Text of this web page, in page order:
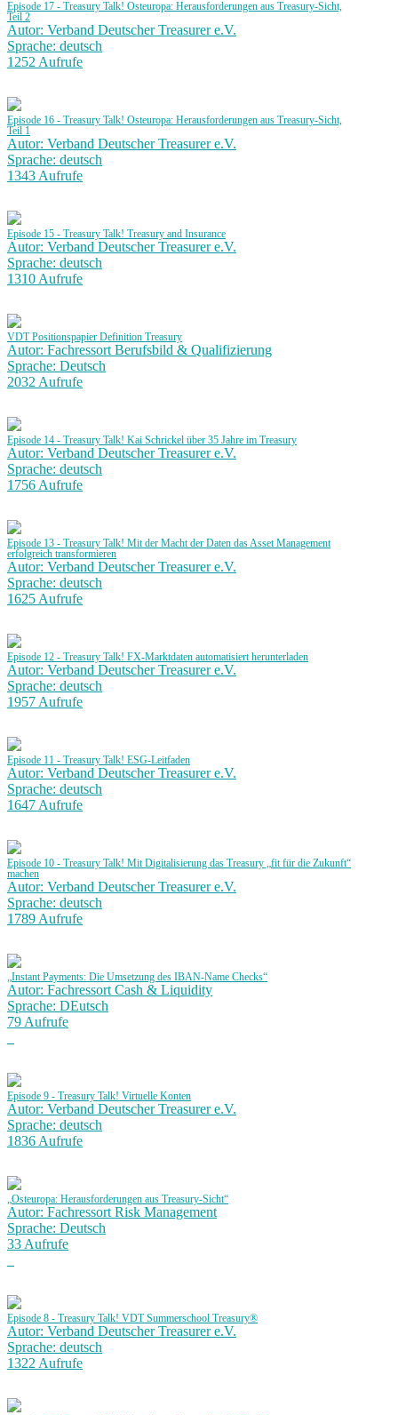
Episode 17 - Treasury Talk! Osteuropa: Herausforderungen aus Treasury-Sicht,
Teil 2
Autor: Verband Deutscher Treasurer e.V.
Sprache: deutsch
1252 Aufrufe
Episode 16 - Treasury Talk! Osteuropa: Herausforderungen aus Treasury-Sicht,
Teil 1
Autor: Verband Deutscher Treasurer e.V.
Sprache: deutsch
1343 Aufrufe
Episode 15 - Treasury Talk! Treasury and Insurance
Autor: Verband Deutscher Treasurer e.V.
Sprache: deutsch
1310 Aufrufe
VDT Positionspapier Definition Treasury
Autor: Fachressort Berufsbild & Qualifizierung
Sprache: Deutsch
2032 Aufrufe
Episode 14 - Treasury Talk! Kai Schrickel über 35 Jahre im Treasury
Autor: Verband Deutscher Treasurer e.V.
Sprache: deutsch
1756 Aufrufe
Episode 13 - Treasury Talk! Mit der Macht der Daten das Asset Management
erfolgreich transformieren
Autor: Verband Deutscher Treasurer e.V.
Sprache: deutsch
1625 Aufrufe
Episode 12 - Treasury Talk! FX-Marktdaten automatisiert herunterladen
Autor: Verband Deutscher Treasurer e.V.
Sprache: deutsch
1957 Aufrufe
Episode 11 - Treasury Talk! ESG-Leitfaden
Autor: Verband Deutscher Treasurer e.V.
Sprache: deutsch
1647 Aufrufe
Episode 10 - Treasury Talk! Mit Digitalisierung das Treasury „fit für die Zukunft“
machen
Autor: Verband Deutscher Treasurer e.V.
Sprache: deutsch
1789 Aufrufe
„Instant Payments: Die Umsetzung des IBAN-Name Checks“
Autor: Fachressort Cash & Liquidity
Sprache: DEutsch
79 Aufrufe
Episode 9 - Treasury Talk! Virtuelle Konten
Autor: Verband Deutscher Treasurer e.V.
Sprache: deutsch
1836 Aufrufe
„Osteuropa: Herausforderungen aus Treasury-Sicht“
Autor: Fachressort Risk Management
Sprache: Deutsch
33 Aufrufe
Episode 8 - Treasury Talk! VDT Summerschool Treasury®
Autor: Verband Deutscher Treasurer e.V.
Sprache: deutsch
1322 Aufrufe